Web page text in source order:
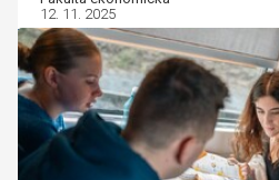
12. 11. 2025